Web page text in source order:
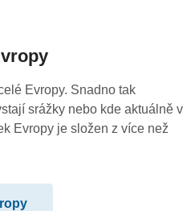
Evropy. Snadno tak
srážky nebo kde aktuálně v
Evropy je složen z více než